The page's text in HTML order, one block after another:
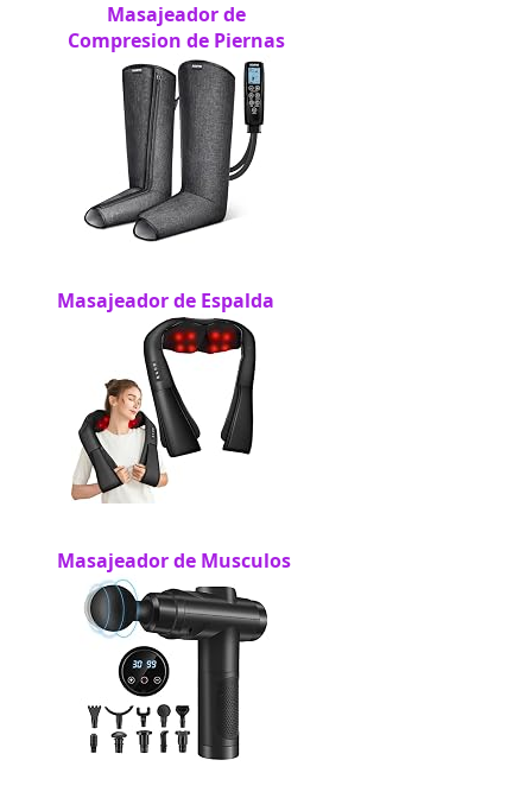
Masajeador de
Compresion de Piernas
Masajeador de Espalda
Masajeador de Musculos